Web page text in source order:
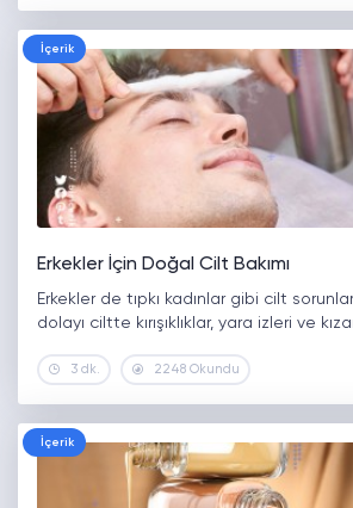
İçerik
Erkekler İçin Doğal Cilt Bakımı
Erkekler de tıpkı kadınlar gibi cilt
dolayı ciltte kırışıklıklar, yara izleri ve
3 dk. 2248 Okundu
İçerik